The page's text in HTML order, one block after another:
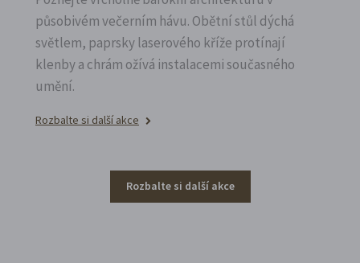
působivém večerním hávu. Obětní stůl dýchá
světlem, paprsky laserového kříže protínají
klenby a chrám ožívá instalacemi současného
umění.
Rozbalte si další akce
Rozbalte si další akce